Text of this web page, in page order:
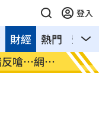
登入
熱門 影音
財經
嗆⋯網炸
就業
高